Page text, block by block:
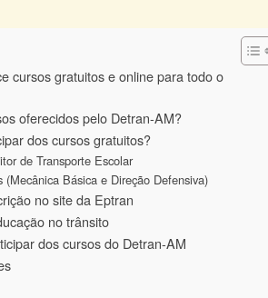
cursos gratuitos e online para todo o
oferecidos pelo Detran-AM?
dos cursos gratuitos?
de Transporte Escolar
(Mecânica Básica e Direção Defensiva)
no site da Eptran
no trânsito
dos cursos do Detran-AM